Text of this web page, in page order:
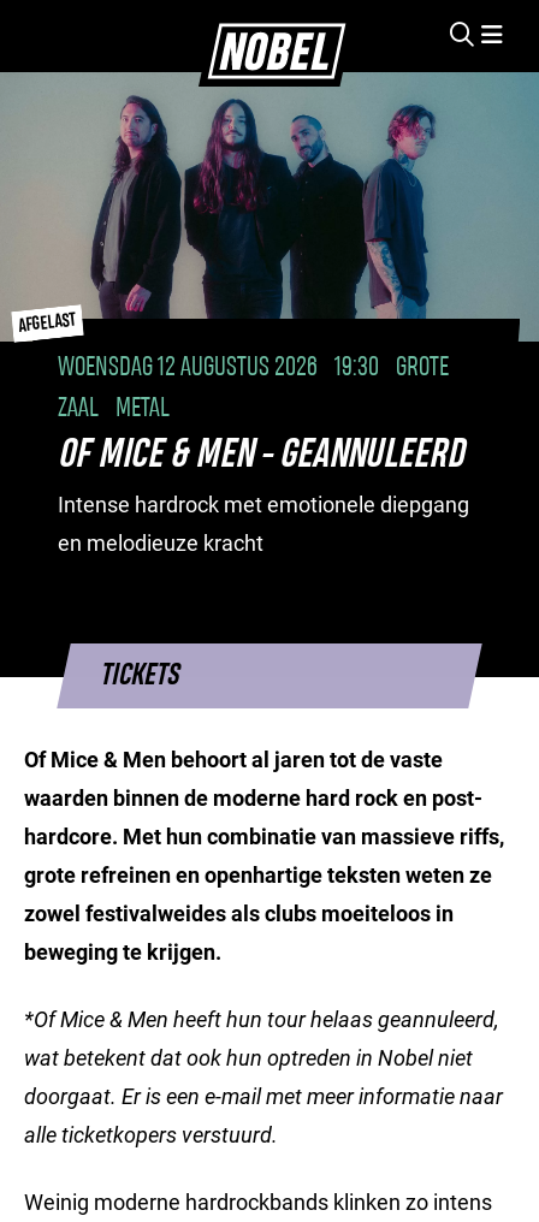
AFGELAST
WOENSDAG 12 AUGUSTUS 2026 19:30
GROTE
ZAAL
METAL
OF MICE & MEN - GEANNULEERD
Intense hardrock met emotionele diepgang
en melodieuze kracht
TICKETS
Of Mice & Men behoort al jaren tot de vaste
waarden binnen de moderne hard rock en post-
hardcore. Met hun combinatie van massieve riffs,
grote refreinen en openhartige teksten weten ze
zowel festivalweides als clubs moeiteloos in
beweging te krijgen.
*Of Mice & Men heeft hun tour helaas geannuleerd,
wat betekent dat ook hun optreden in Nobel niet
doorgaat. Er is een e-mail met meer informatie naar
alle ticketkopers verstuurd.
Weinig moderne hardrockbands klinken zo intens